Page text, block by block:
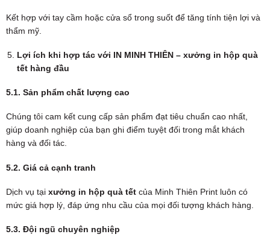
Kết hợp với tay cầm hoặc cửa sổ trong suốt để tăng tính tiện lợi và
thẩm mỹ.
Lợi ích khi hợp tác với IN MINH THIÊN – xưởng in hộp quà
tết hàng đầu
5.1. Sản phẩm chất lượng cao
Chúng tôi cam kết cung cấp sản phẩm đạt tiêu chuẩn cao nhất,
giúp doanh nghiệp của bạn ghi điểm tuyệt đối trong mắt khách
hàng và đối tác.
5.2. Giá cả cạnh tranh
Dịch vụ tại xưởng in hộp quà tếtcủa Minh Thiên Print luôn có
mức giá hợp lý, đáp ứng nhu cầu của mọi đối tượng khách hàng.
5.3. Đội ngũ chuyên nghiệp